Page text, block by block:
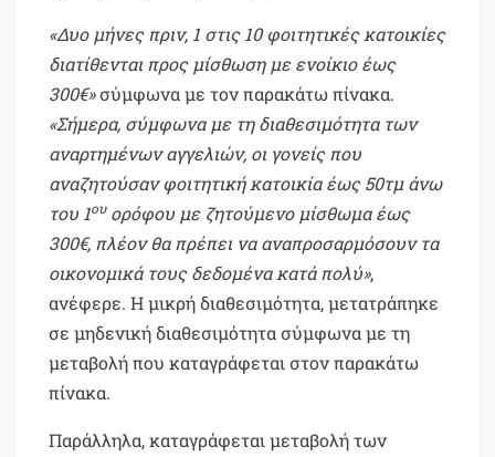
«Δυο μήνες πριν, 1 στις 10 φοιτητικές κατοικίες
διατίθενται προς μίσθωση με ενοίκιο έως
300€»σύμφωνα με τον παρακάτω πίνακα.
«Σήμερα, σύμφωνα με τη διαθεσιμότητα των
αναρτημένων αγγελιών, οι γονείς που
αναζητούσαν φοιτητική κατοικία έως 50τμ άνω
του 1ουορόφου με ζητούμενο μίσθωμα έως
300€, πλέον θα πρέπει να αναπροσαρμόσουν τα
οικονομικά τους δεδομένα κατά πολύ»,
ανέφερε. Η μικρή διαθεσιμότητα, μετατράπηκε
σε μηδενική διαθεσιμότητα σύμφωνα με τη
μεταβολή που καταγράφεται στον παρακάτω
πίνακα.
Παράλληλα, καταγράφεται μεταβολή των